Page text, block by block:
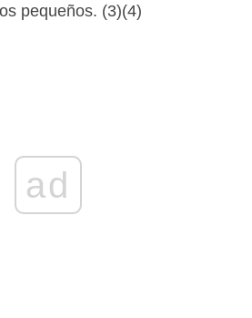
pequeños. (3)(4)
ad